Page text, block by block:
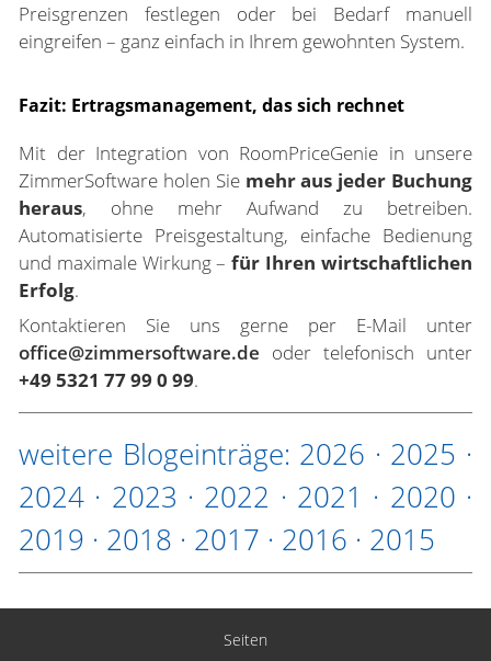
Preisgrenzen festlegen oder bei Bedarf manuell
eingreifen – ganz einfach in Ihrem gewohnten System.
Fazit: Ertragsmanagement, das sich rechnet
Mit der Integration von RoomPriceGenie in unsere
ZimmerSoftware holen Sie mehr aus jeder Buchung
heraus, ohne mehr Aufwand zu betreiben.
Automatisierte Preisgestaltung, einfache Bedienung
und maximale Wirkung –für Ihren wirtschaftlichen
Erfolg.
Kontaktieren Sie uns gerne per E-Mail unter
office@zimmersoftware.de oder telefonisch unter
+49 5321 77 99 0 99.
weitere Blogeinträge: 2026 · 2025 ·
2024 · 2023 · 2022 · 2021 · 2020 ·
2019 · 2018 · 2017 · 2016 · 2015
Seiten